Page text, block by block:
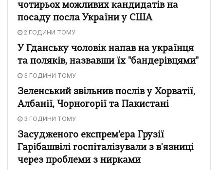
чотирьох можливих кандидатів на
посаду посла України у США
2 ГОДИНИ ТОМУ
У Гданську чоловік напав на українця
та поляків, назвавши їх "бандерівцями"
3 ГОДИНИ ТОМУ
Зеленський звільнив послів у Хорватії,
Албанії, Чорногорії та Пакистані
3 ГОДИНИ ТОМУ
Засудженого експрем'єра Грузії
Гарібашвілі госпіталізували з в'язниці
через проблеми з нирками